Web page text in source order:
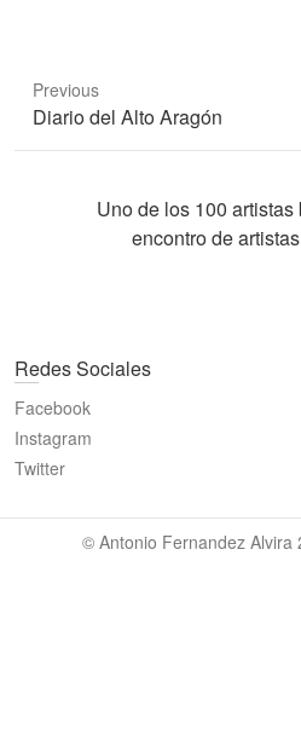
Previous
Previous
post:
Diario del Alto Aragón
Uno de los 100
encontro de
Redes Sociales
Facebook
Instagram
Twitter
© Antonio Fernandez Alvira